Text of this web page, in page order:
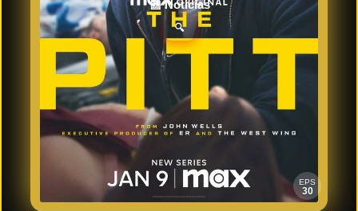
Estrenos
en Cines
Últimos
Español
PLATAFORMAS
📰 Noticias
🔍
EPS
30